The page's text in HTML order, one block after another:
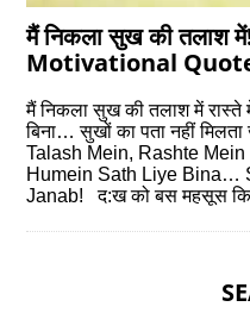
मैं निकला सुख की तलाश
Motivational
मैं निकला सुख की तलाश में
बिना… सुखों का पता नहीं
Talash Mein, Rashte
Humein Sath Liye Bina…
Janab! द:ख को बस महसूस